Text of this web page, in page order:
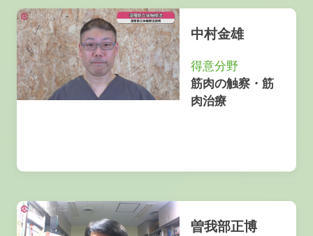
中村金雄
得意分野
筋肉の触察・筋
肉治療
曽我部正博